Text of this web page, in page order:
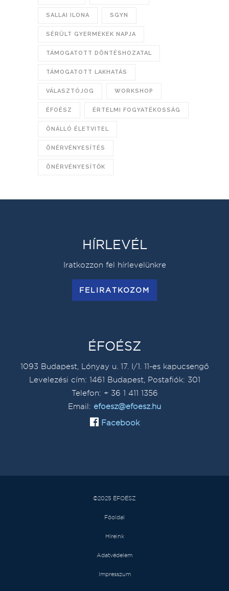
SALLAI ILONA SGYN
SÉRÜLT GYERMEKEK NAPJA
TÁMOGATOTT DÖNTÉSHOZATAL
TÁMOGATOTT LAKHATÁS
VÁLASZTÓJOG WORKSHOP
ÉFOÉSZ ÉRTELMI FOGYATÉKOSSÁG
ÖNÁLLÓ ÉLETVITEL
ÖNÉRVÉNYESÍTÉS
ÖNÉRVÉNYESÍTŐK
HÍRLEVÉL
Iratkozzon fel hírlevelünkre
FELIRATKOZOM
ÉFOÉSZ
1093 Budapest, Lónyay u. 17. I/1. 11-es kapucsengő
Levelezési cím: 1461 Budapest, Postafiók: 301
Telefon: + 36 1 411 1356
Email: efoesz@efoesz.hu
Facebook
©2025 ÉFOÉSZ
Főoldal
Híreink
Adatvédelem
Impresszum